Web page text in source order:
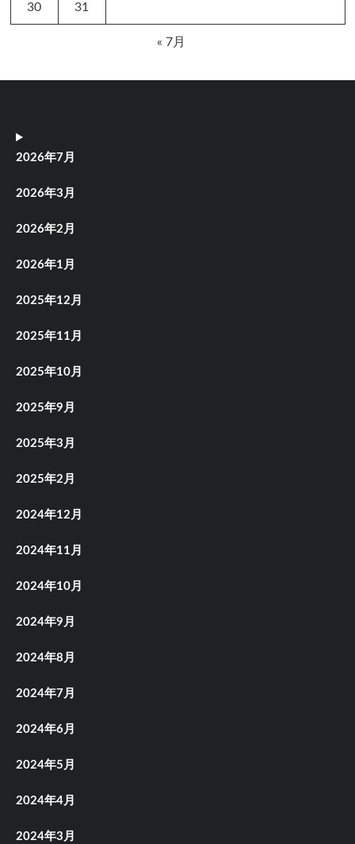
30 31
« 7月
2026年7月
2026年3月
2026年2月
2026年1月
2025年12月
2025年11月
2025年10月
2025年9月
2025年3月
2025年2月
2024年12月
2024年11月
2024年10月
2024年9月
2024年8月
2024年7月
2024年6月
2024年5月
2024年4月
2024年3月